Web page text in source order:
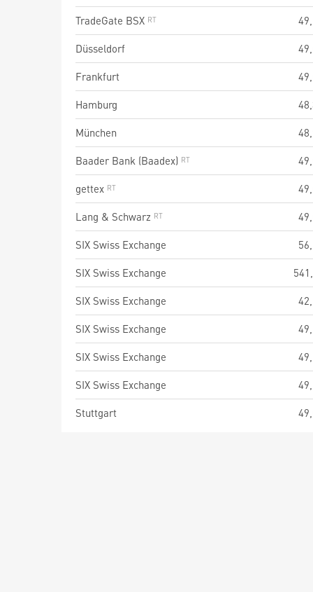
TradeGate BSX
Düsseldorf
Frankfurt
Hamburg
München
Baader Bank (Baadex)
gettex
Lang & Schwarz
SIX Swiss Exchange
SIX Swiss Exchange
SIX Swiss Exchange
SIX Swiss Exchange
SIX Swiss Exchange
SIX Swiss Exchange
Stuttgart